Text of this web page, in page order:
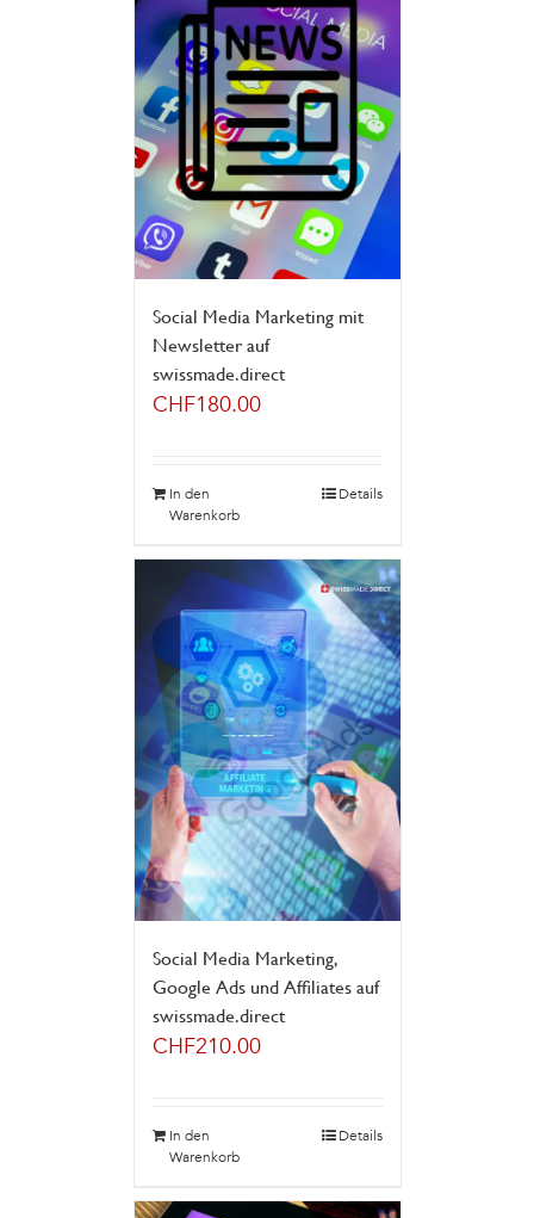
Social Media Marketing mit
Newsletter auf
swissmade.direct
CHF180.00
In den
Warenkorb
Details
Social Media Marketing,
Google Ads und Affiliates auf
swissmade.direct
CHF210.00
In den
Warenkorb
Details